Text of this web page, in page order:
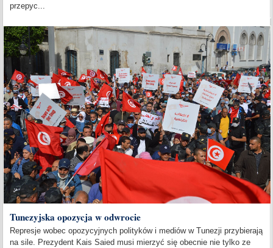
przepyc...
Tunezyjska opozycja w odwrocie
Represje wobec opozycyjnych polityków i mediów w Tunezji przybierają
na sile. Prezydent Kais Saied musi mierzyć się obecnie nie tylko ze